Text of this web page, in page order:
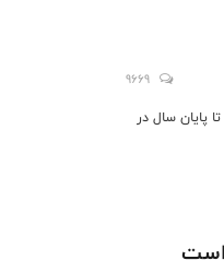
9669
پایان سال در
است